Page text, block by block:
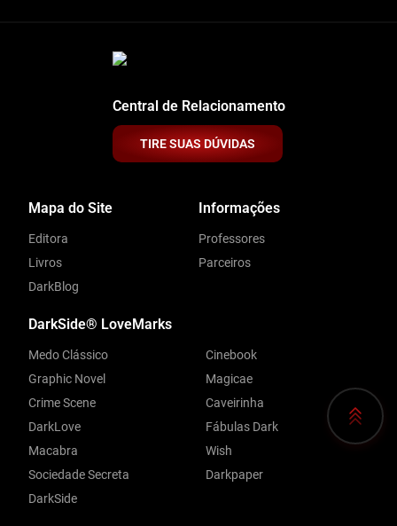
Central de Relacionamento
TIRE SUAS DÚVIDAS
Mapa do Site
Editora
Livros
DarkBlog
Informações
Professores
Parceiros
DarkSide® LoveMarks
Medo Clássico
Graphic Novel
Crime Scene
DarkLove
Macabra
Sociedade Secreta
DarkSide
Cinebook
Magicae
Caveirinha
Fábulas Dark
Wish
Darkpaper